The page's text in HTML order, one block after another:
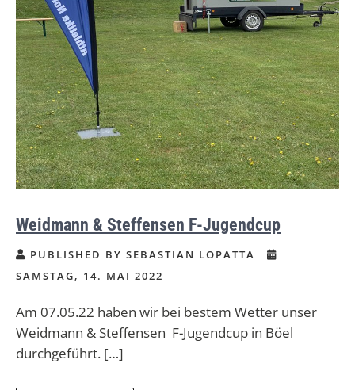
Weidmann & Steffensen F-Jugendcup
PUBLISHED BY SEBASTIAN LOPATTA
SAMSTAG, 14. MAI 2022
Am 07.05.22 haben wir bei bestem Wetter unser
Weidmann & Steffensen F-Jugendcup in Böel
durchgeführt. […]